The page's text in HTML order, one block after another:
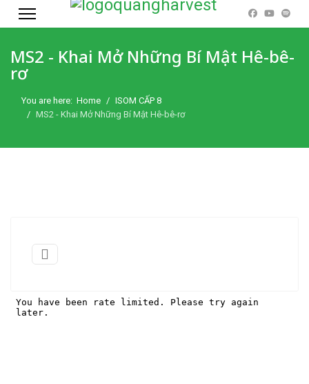
MS2 - Khai Mở Những Bí Mật Hê-bê-
rơ
You are here: Home
ISOM CẤP 8
MS2 - Khai Mở Những Bí Mật Hê-bê-rơ